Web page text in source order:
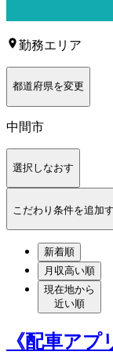
勤務エリア
都道府県を変更
中間市
選択しなおす
こだわり条件を追加
新着順
月収高い順
現在地から
近い順
《配車ア